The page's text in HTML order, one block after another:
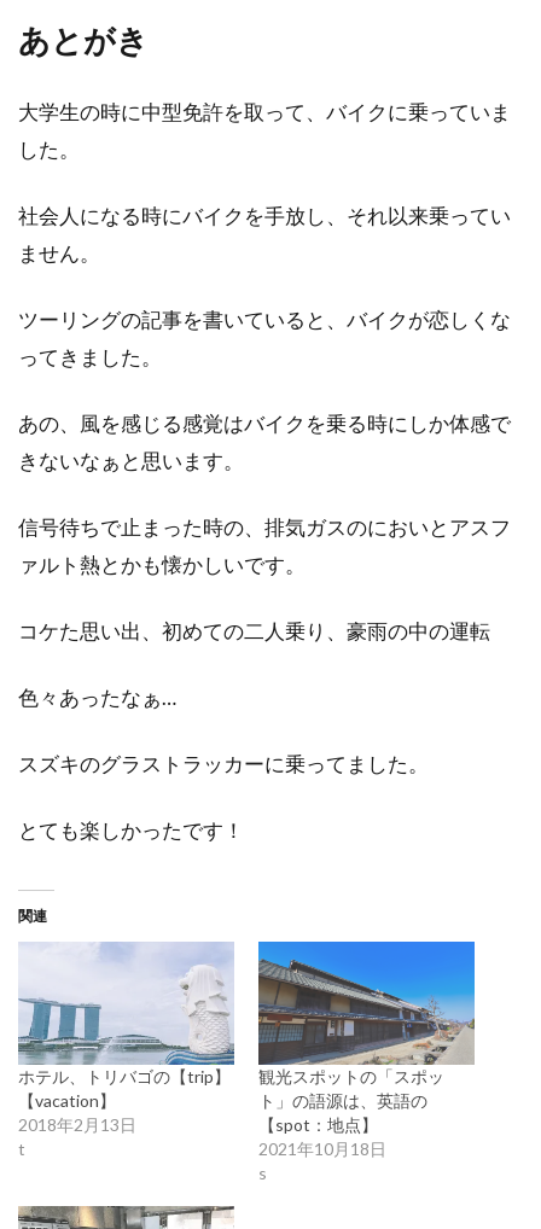
あとがき
大学生の時に中型免許を取って、バイクに乗っていま
した。
社会人になる時にバイクを手放し、それ以来乗ってい
ません。
ツーリングの記事を書いていると、バイクが恋しくな
ってきました。
あの、風を感じる感覚はバイクを乗る時にしか体感で
きないなぁと思います。
信号待ちで止まった時の、排気ガスのにおいとアスフ
ァルト熱とかも懐かしいです。
コケた思い出、初めての二人乗り、豪雨の中の運転
色々あったなぁ…
スズキのグラストラッカーに乗ってました。
とても楽しかったです！
関連
ホテル、トリバゴの【trip】
【vacation】
2018年2月13日
t
観光スポットの「スポッ
ト」の語源は、英語の
【spot：地点】
2021年10月18日
s